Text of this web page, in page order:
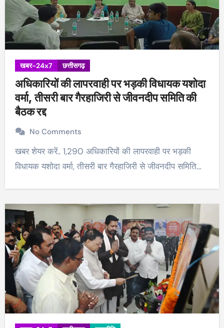
खबर-24x7 छत्तीसगढ़
अधिकारियों की लापरवाही पर भड़की विधायक यशोदा
वर्मा, तीसरी बार गैरहाजिरी से जीवनदीप समिति की
बैठक रद्द
No Comments
खबर शेयर करें.. 1,290 अधिकारियों की लापरवाही पर भड़की
विधायक यशोदा वर्मा, तीसरी बार गैरहाजिरी से जीवनदीप समिति…